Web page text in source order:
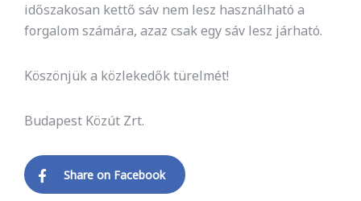
időszakosan kettő sáv nem lesz használható a
forgalom számára, azaz csak egy sáv lesz járható.
Köszönjük a közlekedők türelmét!
Budapest Közút Zrt.
Share on Facebook